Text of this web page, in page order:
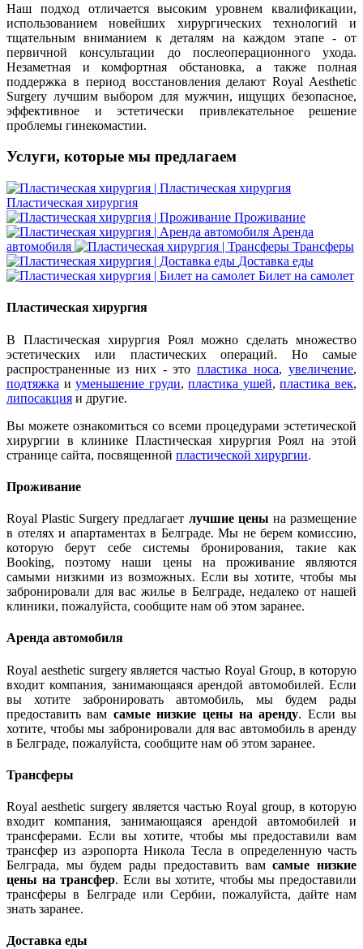
Наш подход отличается высоким уровнем квалификации,
использованием новейших хирургических технологий и
тщательным вниманием к деталям на каждом этапе - от
первичной консультации до послеоперационного ухода.
Незаметная и комфортная обстановка, а также полная
поддержка в период восстановления делают Royal Aesthetic
Surgery лучшим выбором для мужчин, ищущих безопасное,
эффективное и эстетически привлекательное решение
проблемы гинекомастии.
Услуги, которые мы предлагаем
Пластическая хирургия
Проживание
Аренда
автомобиля
Трансферы
Доставка еды
Билет на самолет
Пластическая хирургия
В Пластическая хирургия Роял можно сделать множество
эстетических или пластических операций. Но самые
распространенные из них - этопластика носа,увеличение,
подтяжка иуменьшение груди,пластика ушей,пластика век,
липосакция и другие.
Вы можете ознакомиться со всеми процедурами эстетической
хирургии в клинике Пластическая хирургия Роял на этой
странице сайта, посвященной пластической хирургии.
Проживание
Royal Plastic Surgery предлагает лучшие цены на размещение
в отелях и апартаментах в Белграде. Мы не берем комиссию,
которую берут себе системы бронирования, такие как
Booking, поэтому наши цены на проживание являются
самыми низкими из возможных. Если вы хотите, чтобы мы
забронировали для вас жилье в Белграде, недалеко от нашей
клиники, пожалуйста, сообщите нам об этом заранее.
Аренда автомобиля
Royal aesthetic surgery является частью Royal Group, в которую
входит компания, занимающаяся арендой автомобилей. Если
вы хотите забронировать автомобиль, мы будем рады
предоставить вам самые низкие цены на аренду. Если вы
хотите, чтобы мы забронировали для вас автомобиль в аренду
в Белграде, пожалуйста, сообщите нам об этом заранее.
Трансферы
Royal aesthetic surgery является частью Royal group, в которую
входит компания, занимающаяся арендой автомобилей и
трансферами. Если вы хотите, чтобы мы предоставили вам
трансфер из аэропорта Никола Тесла в определенную часть
Белграда, мы будем рады предоставить вамсамые низкие
цены на трансфер. Если вы хотите, чтобы мы предоставили
трансферы в Белграде или Сербии, пожалуйста, дайте нам
знать заранее.
Доставка еды